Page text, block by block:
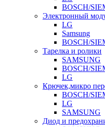
BOSCH/
Электронный
LG
Samsung
BOSCH/
Тарелка и ролики
SAMSUNG
BOSCH/
LG
Крючек,микро
BOSCH/
LG
SAMSUNG
Диод и